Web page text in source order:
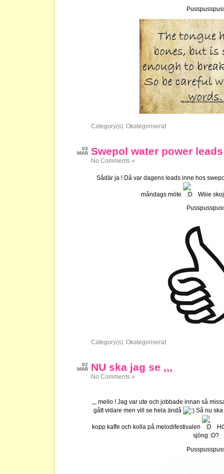
Category(s): Okategoriserat
03
MAR Swepol water power
No Comments »
Sådär ja ! Då var dagens leads inne hos
måndags möte
Wiiie
Category(s): Okategoriserat
02
MAR
NU ska jag se ,,,
No Comments »
,,, mello ! Jag var ute och jobbade innan så
gått vidare men vill se hela ändå
Så nu ska
kopp kaffe och kolla på melodifestivalen
sjöng :O?